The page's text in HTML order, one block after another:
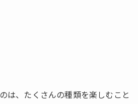
は、たくさんの種類を楽しむこと